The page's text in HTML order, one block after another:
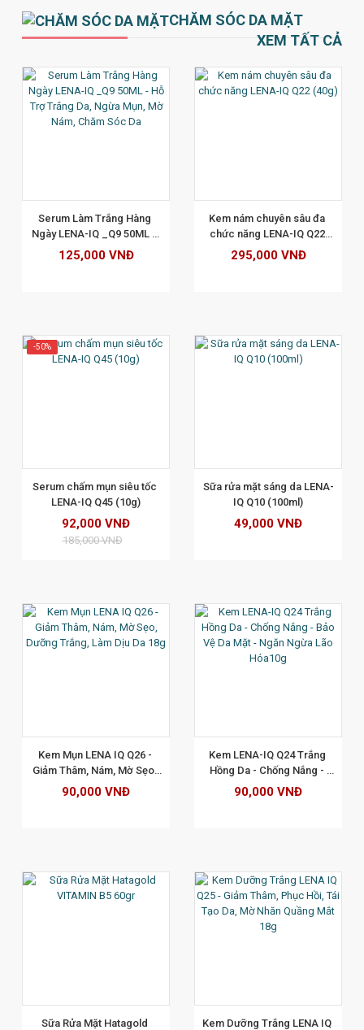
CHĂM SÓC DA MẶT
XEM TẤT CẢ
Serum Làm Trắng Hàng
Ngày LENA-IQ _Q9 50ML -
Hỗ Trợ Trắng Da, Ngừa
Mụn, Mờ Nám, Chăm Sóc
125,000 VNĐ
Kem nám chuyên sâu đa
chức năng LENA-IQ Q22
(40g)
295,000 VNĐ
-50%
Serum chấm mụn siêu tốc
LENA-IQ Q45 (10g)
92,000 VNĐ
185,000 VNĐ
Sữa rửa mặt sáng da LENA-
IQ Q10 (100ml)
49,000 VNĐ
Kem Mụn LENA IQ Q26 -
Giảm Thâm, Nám, Mờ Sẹo,
Dưỡng Trắng, Làm Dịu Da
90,000 VNĐ
Kem LENA-IQ Q24 Trắng
Hồng Da - Chống Nắng -
Bảo Vệ Da Mặt - Ngăn Ngừa
Lão Hóa10g
90,000 VNĐ
Sữa Rửa Mặt Hatagold
Kem Dưỡng Trắng LENA IQ